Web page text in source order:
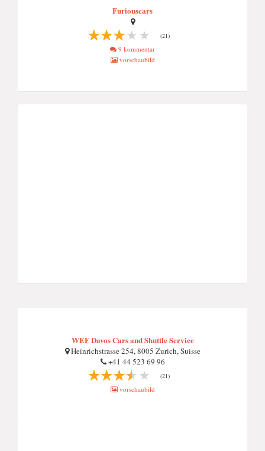
Furiouscars
(21)
9 kommentar
vorschaubild
WEF Davos Cars and Shuttle Service
Heinrichstrasse 254, 8005 Zurich, Suisse
+41 44 523 69 96
(21)
vorschaubild